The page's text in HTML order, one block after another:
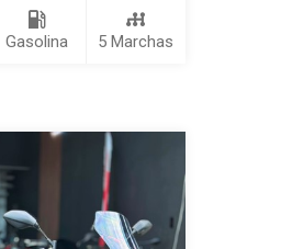
Gasolina 5 Marchas